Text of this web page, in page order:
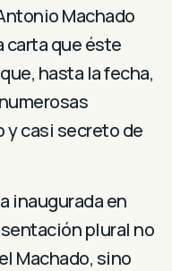
Machado
carta que éste
hasta la fecha,
casi secreto de
inaugurada en
plural no
Machado, sino